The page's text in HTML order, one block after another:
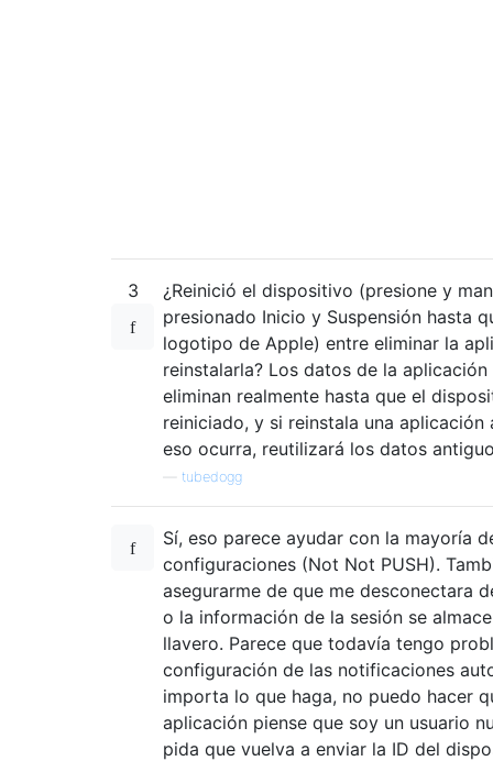
3
¿Reinició el dispositivo (presione y
presionado Inicio y Suspensión hasta
logotipo de Apple) entre eliminar la
reinstalarla? Los datos de la aplicación
eliminan realmente hasta que el
reiniciado, y si reinstala una aplicación
eso ocurra, reutilizará los datos
tubedogg
Sí, eso parece ayudar con la mayoría
configuraciones (Not Not PUSH).
asegurarme de que me desconectara
o la información de la sesión se
llavero. Parece que todavía tengo
configuración de las notificaciones
importa lo que haga, no puedo hacer
aplicación piense que soy un usuario
pida que vuelva a enviar la ID del